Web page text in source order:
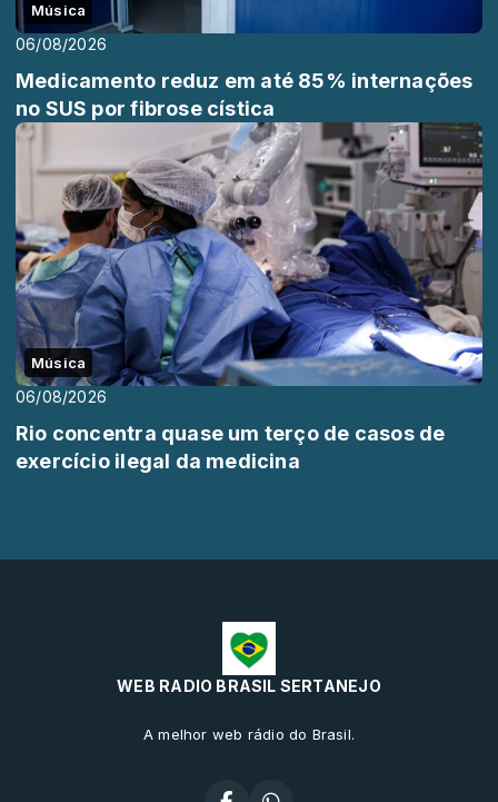
Música
06/08/2026
Medicamento reduz em até 85% internações
no SUS por fibrose cística
Música
06/08/2026
Rio concentra quase um terço de casos de
exercício ilegal da medicina
WEB RADIO BRASIL SERTANEJO
A melhor web rádio do Brasil.